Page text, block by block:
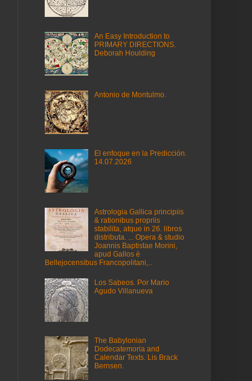
An Easy Introduction to
PRIMARY DIRECTIONS.
Deborah Houlding
Antonio de Montulmo.
El enfoque en la Predicción.
14.07.2026
Astrologia Gallica principiis
& rationibus propriis
stabilita, atque in 26. libros
distributa. ... Opera & studio
Joannis Baptistae Morini,
apud Gallos è
Bellejocensibus Francopolitani,..
Los Sabeos. Por Mario
Agudo Villanueva
The Babylonian
Dodecatemoria and
Calendar Texts. Lis Brack
Bernsen.